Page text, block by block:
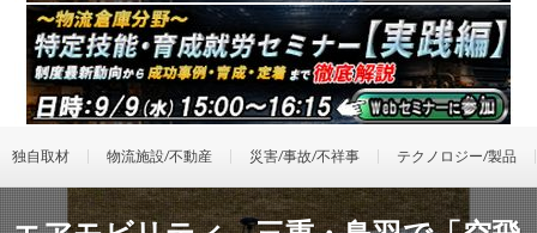
独自取材 物流施設/不動産 災害/事故/不祥事 テクノロジー/製品